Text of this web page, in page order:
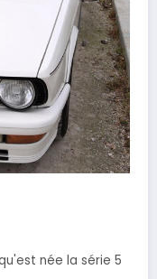
née la série 5